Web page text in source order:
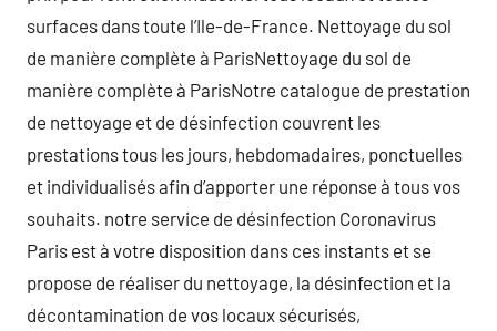
surfaces dans toute l’Ile-de-France. Nettoyage du sol
de manière complète à ParisNettoyage du sol de
manière complète à ParisNotre catalogue de prestation
de nettoyage et de désinfection couvrent les
prestations tous les jours, hebdomadaires, ponctuelles
et individualisés afin d’apporter une réponse à tous vos
souhaits. notre service de désinfection Coronavirus
Paris est à votre disposition dans ces instants et se
propose de réaliser du nettoyage, la désinfection et la
décontamination de vos locaux sécurisés,